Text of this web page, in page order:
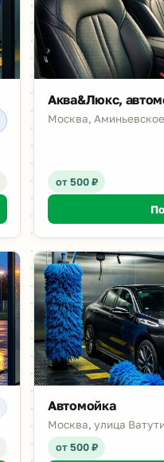
Аква&Люкс,
Москва,
от 500 ₽
Автомойка
Москва, улица
от 500 ₽